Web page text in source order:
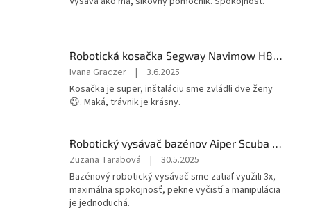
je
5
hviezdičiek.
Hodnotenie
produktu
je
5
hviezdičiek.
Ivana Graczer |
3.6.2025
Kosačka je super, inštaláciu sme zvládli dve ženy
😃. Maká, trávnik je krásny.
Hodnotenie
produktu
je
5
z
Zuzana Tarabová |
30.5.2025
Bazénový robotický vysávač sme zatiaľ využili 3x,
maximálna spokojnosť, pekne vyčistí a manipulácia
je jednoduchá.